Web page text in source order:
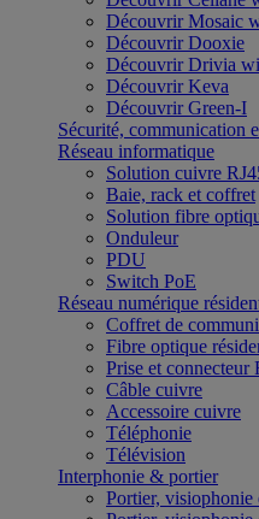
Découvrir Mosaic
Découvrir Dooxie
Découvrir Drivia
Découvrir Keva
Découvrir Green-I
Sécurité, communication
Réseau informatique
Solution cuivre
Baie, rack et coffret
Solution fibre
Onduleur
PDU
Switch PoE
Réseau numérique
Coffret de
Fibre optique
Prise et connecteur
Câble cuivre
Accessoire cuivre
Téléphonie
Télévision
Interphonie & portier
Portier,